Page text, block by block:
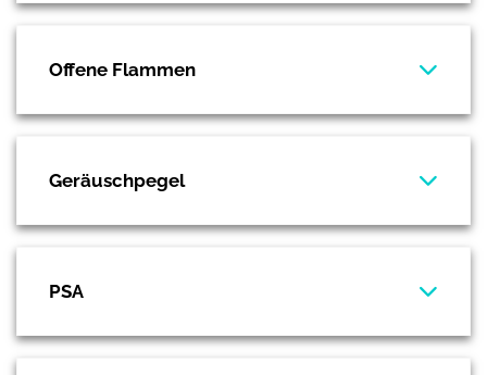
Offene Flammen
Geräuschpegel
PSA